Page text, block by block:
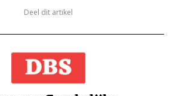
Deel dit artikel